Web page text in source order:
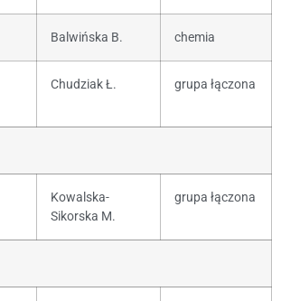
Balwińska B. chemia
Chudziak Ł. grupa łączona
Kowalska-
Sikorska M.
grupa łączona